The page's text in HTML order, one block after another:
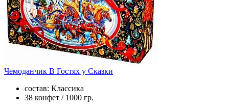
Чемоданчик В Гостях у Сказки
состав: Классика
38 конфет / 1000 гр.